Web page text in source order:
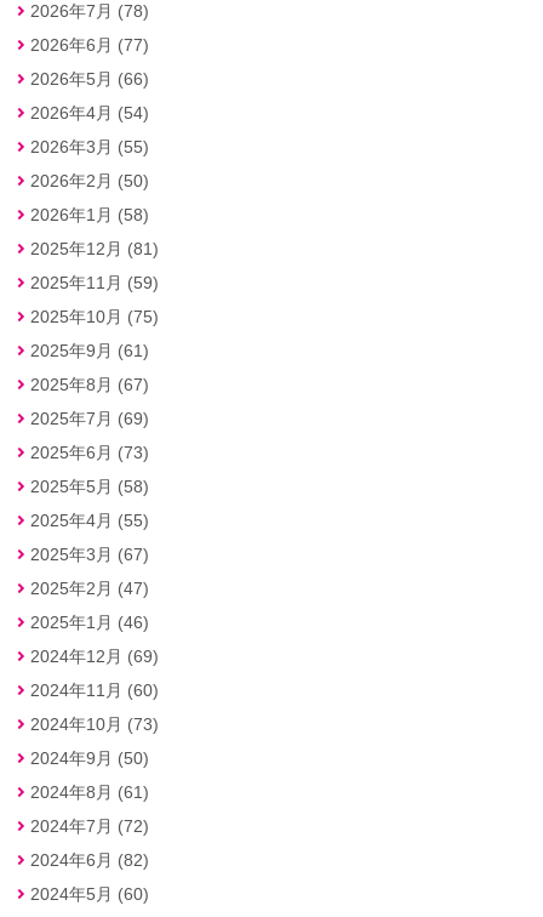
2026年7月 (78)
2026年6月 (77)
2026年5月 (66)
2026年4月 (54)
2026年3月 (55)
2026年2月 (50)
2026年1月 (58)
2025年12月 (81)
2025年11月 (59)
2025年10月 (75)
2025年9月 (61)
2025年8月 (67)
2025年7月 (69)
2025年6月 (73)
2025年5月 (58)
2025年4月 (55)
2025年3月 (67)
2025年2月 (47)
2025年1月 (46)
2024年12月 (69)
2024年11月 (60)
2024年10月 (73)
2024年9月 (50)
2024年8月 (61)
2024年7月 (72)
2024年6月 (82)
2024年5月 (60)